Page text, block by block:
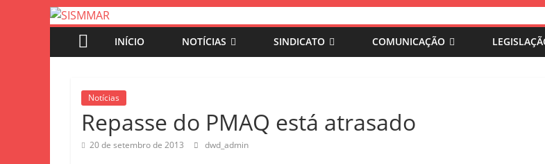
INÍCIO NOTÍCIAS SINDICATO COMUNICAÇÃO
Notícias
Repasse do PMAQ está atrasado
20 de setembro de 2013 dwd_admin